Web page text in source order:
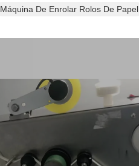
Máquina De Enrolar Rolos De Papel